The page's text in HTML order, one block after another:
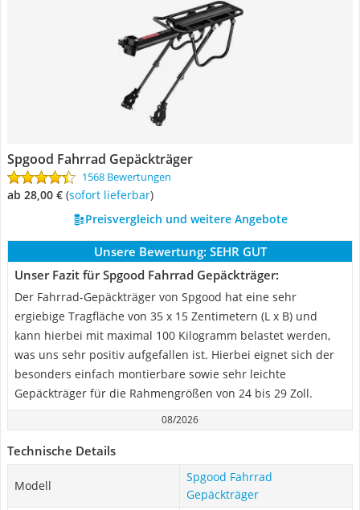
Spgood Fahrrad Gepäckträger
1568 Bewertungen
ab 28,00 € ( Sofort lieferbar)
Preisvergleich und weitere Angebote
Unsere Bewertung: SEHR GUT
Unser Fazit für Spgood Fahrrad Gepäckträger:
Der Fahrrad-Gepäckträger von Spgood hat eine sehr
ergiebige Tragfläche von 35 x 15 Zentimetern (L x B) und
kann hierbei mit maximal 100 Kilogramm belastet werden,
was uns sehr positiv aufgefallen ist. Hierbei eignet sich der
besonders einfach montierbare sowie sehr leichte
Gepäckträger für die Rahmengrößen von 24 bis 29 Zoll.
08/2026
Technische Details
Modell
Spgood Fahrrad
Gepäckträger